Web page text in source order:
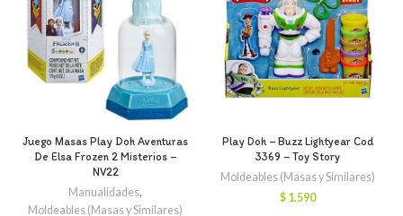
Juego Masas Play Doh Aventuras
De Elsa Frozen 2 Misterios –
NV22
Manualidades,
Moldeables (Masas y Similares)
Play Doh – Buzz Lightyear Cod
3369 – Toy Story
Moldeables (Masas y Similares)
$ 1.590